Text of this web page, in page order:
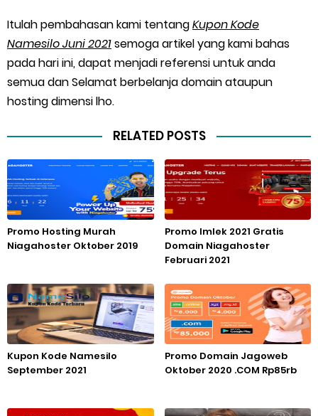
Itulah pembahasan kami tentangKupon Kode
Namesilo Juni 2021semoga artikel yang kami bahas
pada hari ini, dapat menjadi referensi untuk anda
semua dan Selamat berbelanja domain ataupun
hosting dimensi lho.
RELATED POSTS
Promo Hosting Murah
Niagahoster Oktober 2019
Promo Imlek 2021 Gratis
Domain Niagahoster
Februari 2021
Kupon Kode Namesilo
September 2021
Promo Domain Jagoweb
Oktober 2020 .COM Rp85rb